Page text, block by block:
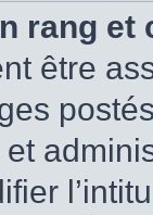
rang
être